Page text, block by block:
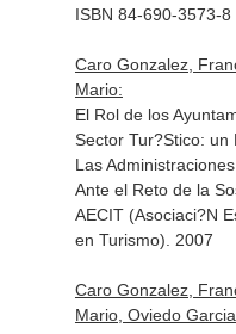
ISBN 84-690-3573-8
Caro Gonzalez,
Mario:
El Rol de los
Sector Tur?Stico: un
Las
Ante el Reto de la
AECIT (Asociaci?N
en Turismo). 2007
Caro Gonzalez,
Mario, Oviedo